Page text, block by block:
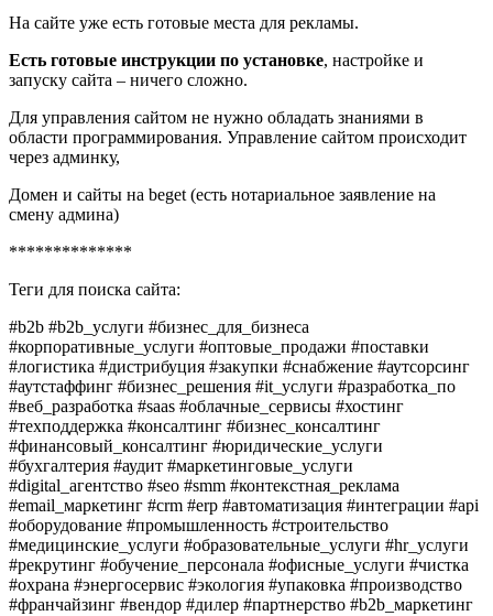
На сайте уже есть готовые места для рекламы.
Есть готовые инструкции по установке, настройке и
запуску сайта – ничего сложно.
Для управления сайтом не нужно обладать знаниями в
области программирования. Управление сайтом происходит
через админку,
Домен и сайты на beget (есть нотариальное заявление на
смену админа)
**************
Теги для поиска сайта:
#b2b #b2b_услуги #бизнес_для_бизнеса
#корпоративные_услуги #оптовые_продажи #поставки
#логистика #дистрибуция #закупки #снабжение #аутсорсинг
#аутстаффинг #бизнес_решения #it_услуги #разработка_по
#веб_разработка #saas #облачные_сервисы #хостинг
#техподдержка #консалтинг #бизнес_консалтинг
#финансовый_консалтинг #юридические_услуги
#бухгалтерия #аудит #маркетинговые_услуги
#digital_агентство #seo #smm #контекстная_реклама
#email_маркетинг #crm #erp #автоматизация #интеграции #api
#оборудование #промышленность #строительство
#медицинские_услуги #образовательные_услуги #hr_услуги
#рекрутинг #обучение_персонала #офисные_услуги #чистка
#охрана #энергосервис #экология #упаковка #производство
#франчайзинг #вендор #дилер #партнерство #b2b_маркетинг